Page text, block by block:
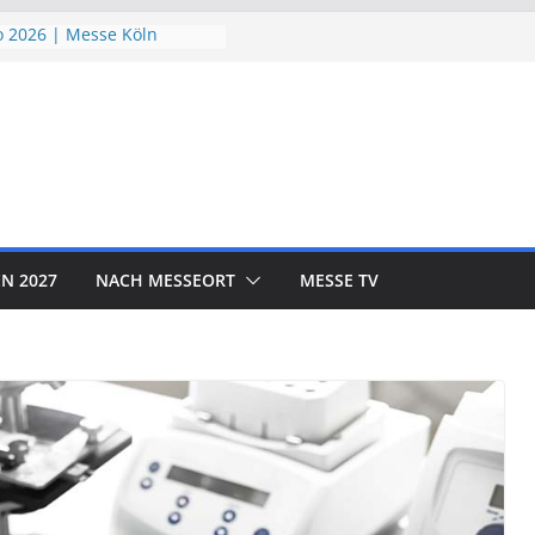
2026 | Messe Köln
EXPO 2026 | Messe
2027 NACH MESSEORT MESSE TV